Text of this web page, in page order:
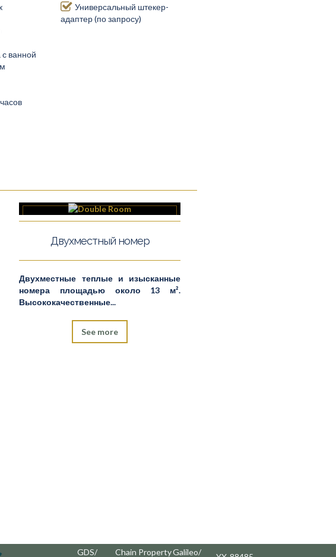
ванной
Универсальный штекер-
адаптер (по запросу)
Двухместный номер
Двухместные теплые и изысканные
номера площадью около 13 м².
Высококачественные...
See more
GDS/
Chain PropertyGalileo/